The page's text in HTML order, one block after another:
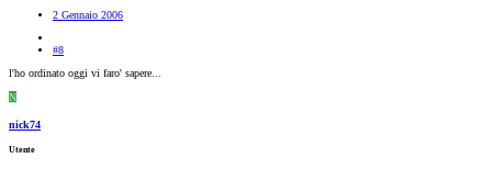
2 Gennaio 2006
#8
l'ho ordinato oggi vi faro' sapere...
N
nick74
Utente